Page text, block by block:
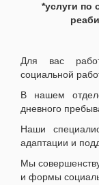
*услуги по
Для вас
социальной
В нашем
дневного
Наши
адаптации и
Мы
и формы